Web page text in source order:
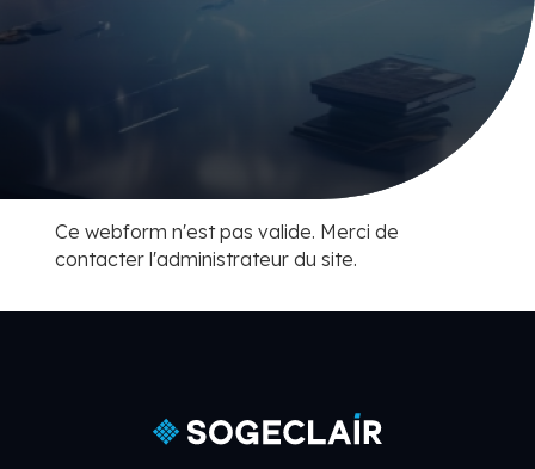
Message d'avertissement
Ce webform n'est pas valide. Merci de
contacter l'administrateur du site.